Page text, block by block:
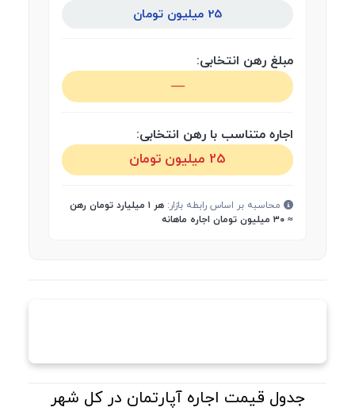
25 میلیون تومان
مبلغ رهن انتخابی:
—
اجاره متناسب با رهن انتخابی:
25 میلیون تومان
محاسبه بر اساس رابطه بازار:
هر ۱ میلیارد تومان رهن
≈ ۳۰ میلیون تومان اجاره ماهانه
جدول قیمت اجاره آپارتمان در کل شهر